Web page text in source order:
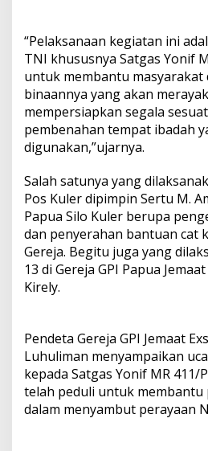
“Pelaksanaan kegiatan ini
TNI khususnya Satgas Yonif
untuk membantu masyarakat
binaannya yang akan
mempersiapkan segala
pembenahan tempat ibadah
digunakan,”ujarnya.
Salah satunya yang
Pos Kuler dipimpin Sertu M.
Papua Silo Kuler berupa
dan penyerahan bantuan cat
Gereja. Begitu juga yang
13 di Gereja GPI Papua
Kirely.
Pendeta Gereja GPI Jemaat
Luhuliman menyampaikan
kepada Satgas Yonif MR 411/
telah peduli untuk membantu
dalam menyambut perayaan